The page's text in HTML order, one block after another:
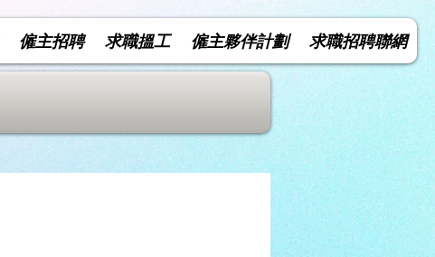
僱主招聘 求職搵工 僱主夥伴計劃 求職招聘聯網